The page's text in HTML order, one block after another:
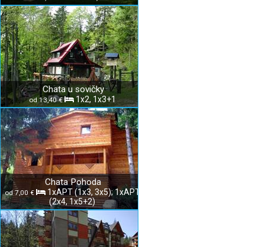
Chata u sovičky
od 13,40 € 1x2, 1x3+1
Chata Pohoda
od 7,00 €
1xAPT (1x3, 3x5); 1xAPT
(2x4, 1x5+2)